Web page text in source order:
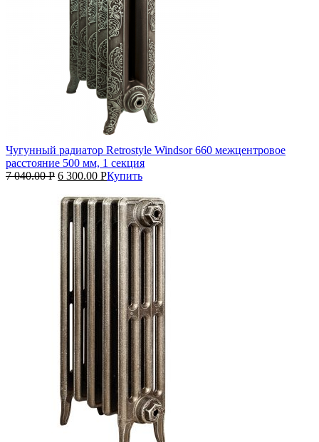
Чугунный радиатор Retrostyle Windsor 660 межцентровое
расстояние 500 мм, 1 секция
7 040.00Р 6 300.00 РКупить